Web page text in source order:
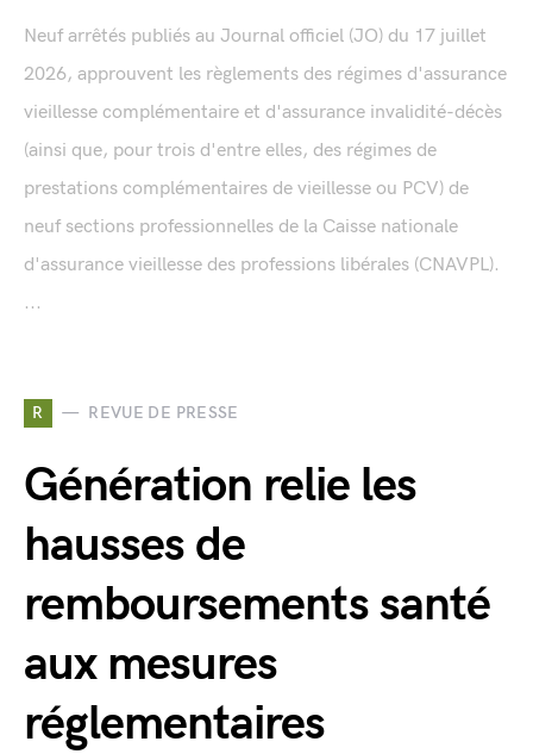
Neuf arrêtés publiés au Journal officiel (JO) du 17 juillet
2026, approuvent les règlements des régimes d'assurance
vieillesse complémentaire et d'assurance invalidité-décès
(ainsi que, pour trois d'entre elles, des régimes de
prestations complémentaires de vieillesse ou PCV) de
neuf sections professionnelles de la Caisse nationale
d'assurance vieillesse des professions libérales (CNAVPL).
...
R REVUE DE PRESSE
Génération relie les
hausses de
remboursements santé
aux mesures
réglementaires